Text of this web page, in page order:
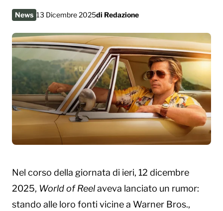
News 13 Dicembre 2025di Redazione
Nel corso della giornata di ieri, 12 dicembre
2025, World of Reelaveva lanciato un rumor:
stando alle loro fonti vicine a Warner Bros.,